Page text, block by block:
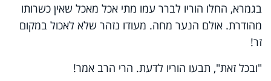
בגמרא, החלו הוריו לברר עמו מתי אכל מאכל שאין כשרותו
מהודרת. אולם הנער מחה. מעודו נזהר שלא לאכול במקום
זר!
"ובכל זאת", תבעו הוריו לדעת. הרי הרב אמר!